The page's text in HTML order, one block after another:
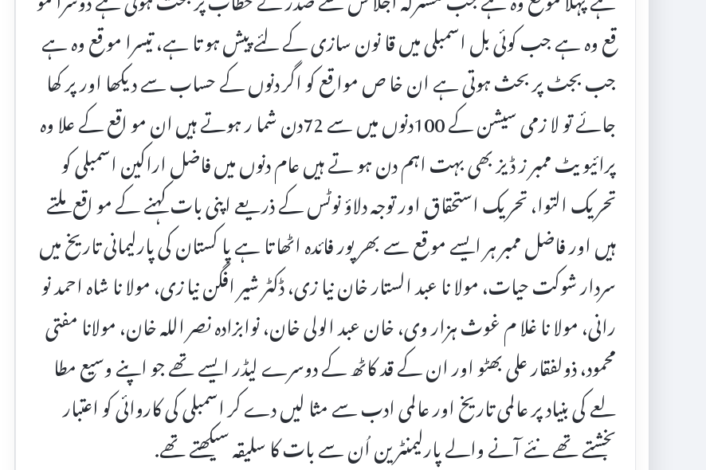
قع وہ ہے جب کوئی بل اسمبلی میں قا نون سازی کے لئے پیش ہو تا ہے، تیسرا مو قع وہ ہے
جب بجٹ پر بحث ہوتی ہے ان خا ص موا قع کو اگر دنوں کے حساب سے دیکھا اور پر کھا
جائے تو لا زمی سیشن کے 100دنوں میں سے 72دن شما ر ہوتے ہیں ان مو اقع کے علا وہ
پرائیویٹ ممبر ز ڈیز بھی بہت اہم دن ہو تے ہیں عام دنوں میں فاضل اراکین اسمبلی کو
تحریک التوا، تحریک استحقاق اور توجہ دلاؤ نوٹس کے ذریعے اپنی بات کہنے کے مو اقع ملتے
ہیں اور فاضل ممبر ہر ایسے مو قع سے بھر پور فائدہ اٹھا تا ہے پا کستان کی پارلیمانی تاریخ میں
سردار شوکت حیات، مولا نا عبد الستار خان نیا زی، ڈکٹر شیر افگن نیا زی، مولا نا شاہ احمد نو
رانی، مولا نا غلا م غوث ہزار وی، خان عبد الولی خان، نوابزادہ نصر اللہ خان، مولانا مفتی
محمود، ذولفقار علی بھٹو اور ان کے قد کاٹھ کے دوسرے لیڈر ایسے تھے جو اپنے وسیع مطا
لعے کی بنیاد پر عالمی تاریخ اور عالمی ادب سے مثا لیں دے کر اسمبلی کی کاروائی کو اعتبار
بخشتے تھے نئے آنے والے پارلیمنٹرین اُن سے بات کا سلیقہ سیکھتے تھے.